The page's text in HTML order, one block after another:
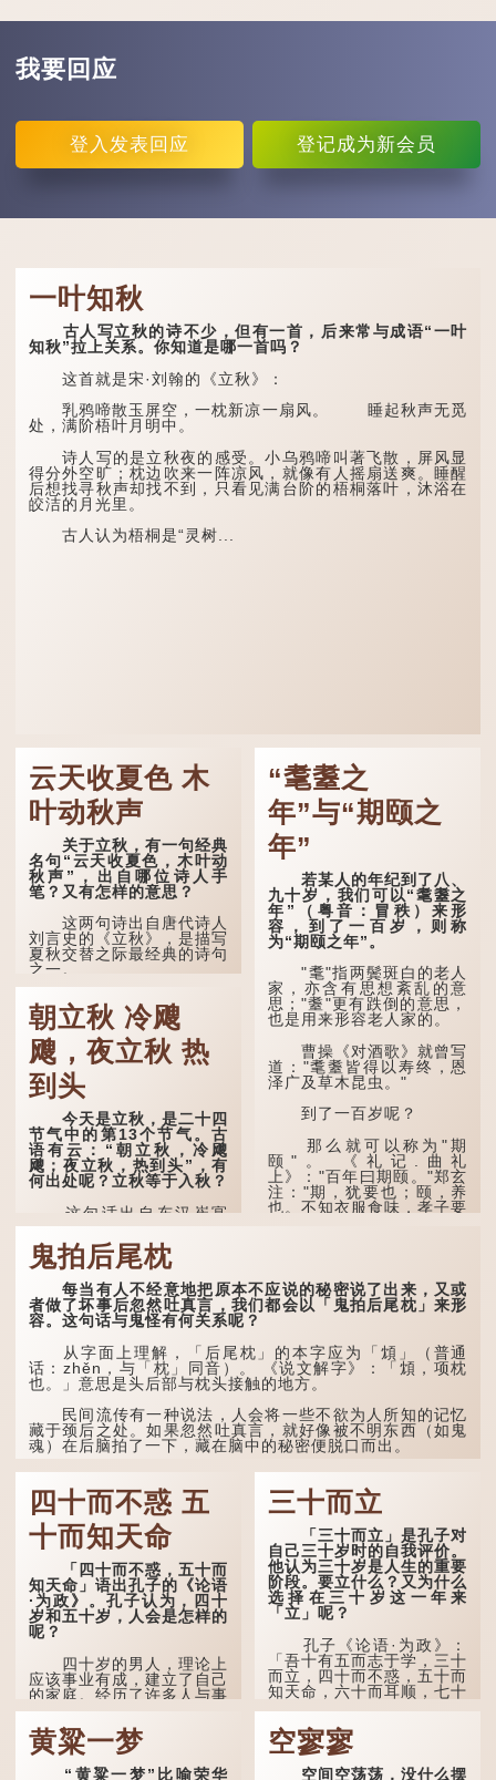
我要回应
登入 发表回应 登记成为新会员
一叶知秋
古人写立秋的诗不少，但有一首，后来常与成语“一叶
知秋”拉上关系。你知道是哪一首吗？
这首就是宋·刘翰的《立秋》：
乳鸦啼散玉屏空，一枕新凉一扇风。 睡起秋声无觅
处，满阶梧叶月明中。
诗人写的是立秋夜的感受。小乌鸦啼叫著飞散，屏风显
得分外空旷；枕边吹来一阵凉风，就像有人摇扇送爽。睡醒
后想找寻秋声却找不到，只看见满台阶的梧桐落叶，沐浴在
皎洁的月光里。
古人认为梧桐是“灵树...
云天收夏色 木
叶动秋声
关于立秋，有一句经典
名句“云天收夏色，木叶动
秋声”，出自哪位诗人手
笔？又有怎样的意思？
这两句诗出自唐代诗人
刘言史的《立秋》，是描写
夏秋交替之际最经典的诗句
之一。
《立秋》全诗如下：
兹晨戒流火，商飙早已
惊。 云天收夏色，木
叶动秋声。
诗的前两句写的是：这
一天早安，天上的“流
火”（指大火星，象征暑
气）开始消退，凉爽的秋风
（商飙，即西风）已经悄然
吹起。后两句，便是全诗的
灵魂...
朝立秋 冷飕
飕，夜立秋 热
到头
今天是立秋，是二十四
节气中的第13个节气。古
语有云：“朝立秋，冷飕
飕；夜立秋，热到头”，有
何出处呢？立秋等于入秋？
这句话出自东汉崔寔
《四民月令》：“朝立秋，
冷飕飕；夜立秋，热到
头”。到了清代，顾禄在
《清嘉录》里记录苏州风俗
时，也引用了这句谚语。不
过当地百姓的口头说法
是“朝立秋，渹飕飕；夜立
有不同，但意思完全一致。
那么，这句话到底准不
朴素观察：如果立秋的精
确...
“耄耋之
年”与“期颐之
年”
若某人的年纪到了八、
九十岁，我们可以“耄耋之
年”（粤音：冒秩）来形
容，到了一百岁，则称
为“期颐之年”。
"耄"指两鬓斑白的老人
家，亦含有思想紊乱的意
思；"耋"更有跌倒的意思，
也是用来形容老人家的。
曹操《对酒歌》就曾写
道："耄耋皆得以寿终，恩
泽广及草木昆虫。"
到了一百岁呢？
那么就可以称为"期
颐"。 《礼记.曲礼
上》："百年曰期颐。"郑玄
注："期，犹要也；颐，养
也。不知衣服食味，孝子要
鬼拍后尾枕
每当有人不经意地把原本不应说的秘密说了出来，又或
者做了坏事后忽然吐真言，我们都会以「鬼拍后尾枕」来形
容。这句话与鬼怪有何关系呢？
从字面上理解，「后尾枕」的本字应为「䪴」（普通
话：zhěn，与「枕」同音）。 《说文解字》：「䪴，项枕
也。」意思是头后部与枕头接触的地方。
民间流传有一种说法，人会将一些不欲为人所知的记忆
藏于颈后之处。如果忽然吐真言，就好像被不明东西（如鬼
魂）在后脑拍了一下，藏在脑中的秘密便脱口而出。
因此...
四十而不惑 五
十而知天命
「四十而不惑，五十而
知天命」语出孔子的《论语
·为政》。孔子认为，四十
岁和五十岁，人会是怎样的
呢？
四十岁的男人，理论上
应该事业有成，建立了自己
的家庭。经历了许多人与事
之后，对事物有了自己的判
断能力，不会轻易为表象所
迷惑。
孔子在《论语·子罕》
三十而立
「三十而立」是孔子对
自己三十岁时的自我评价。
他认为三十岁是人生的重要
阶段。要立什么？又为什么
选择在三十岁这一年来
「立」呢？
孔子《论语·为政》：
「吾十有五而志于学，三十
而立，四十而不惑，五十而
知天命，六十而耳顺，七十
在古代，男子一般于
二十岁进行冠礼，冠礼完
成后便是成人，但由于未
黄粱一梦
“黄粱一梦”比喻荣华
空寥寥
空间空荡荡，没什么摆